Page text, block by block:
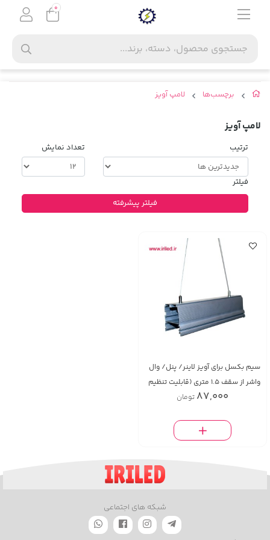
برچسب‌ها لامپ آویز
لامپ آویز
ترتیب تعداد نمایش
فیلتر
فیلتر پیشرفته
سیم بکسل برای آویز لاينر/ پنل/ وال
واشر از سقف 1.5 متری (قابلیت تنظیم
طول) (یک عدد)87,000 تومان
شبکه های اجتماعی
0